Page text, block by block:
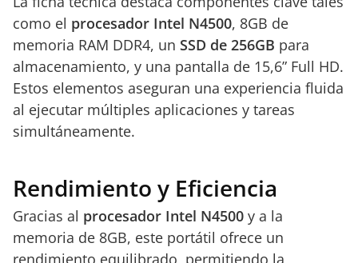
como el procesador Intel N4500, 8GB de
memoria RAM DDR4, un SSD de 256GB para
almacenamiento, y una pantalla de 15,6” Full HD.
Estos elementos aseguran una experiencia fluida
al ejecutar múltiples aplicaciones y tareas
simultáneamente.
Rendimiento y Eficiencia
Gracias al procesador Intel N4500 y a la
memoria de 8GB, este portátil ofrece un
rendimiento equilibrado, permitiendo la